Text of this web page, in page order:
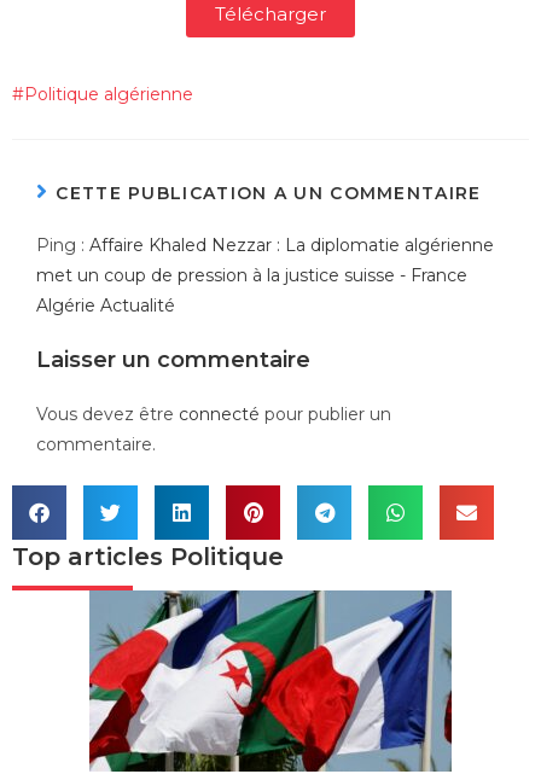
Télécharger
#Politique algérienne
CETTE PUBLICATION A UN COMMENTAIRE
Ping : Affaire Khaled Nezzar : La diplomatie algérienne
met un coup de pression à la justice suisse - France
Algérie Actualité
Laisser un commentaire
Vous devez être connecté pour publier un
commentaire.
Top articles Politique